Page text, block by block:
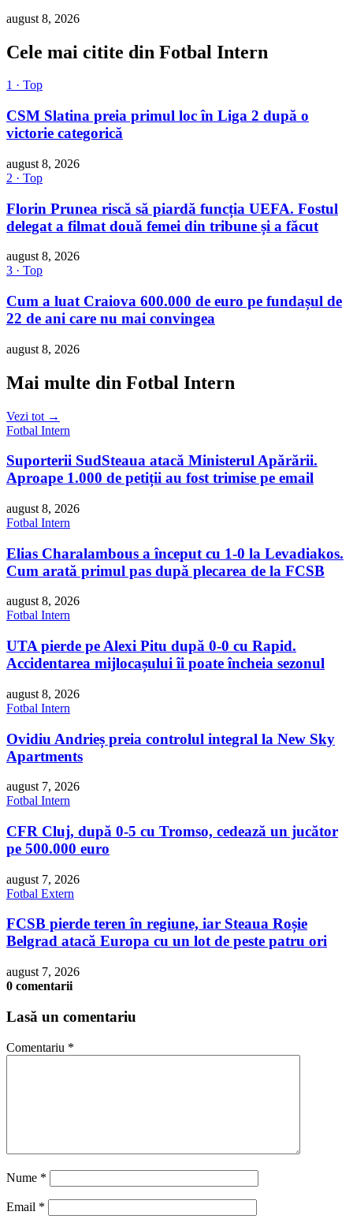
august 8, 2026
Cele mai citite din Fotbal Intern
1 · Top
CSM Slatina preia primul loc în Liga 2 după o
victorie categorică
august 8, 2026
2 · Top
Florin Prunea riscă să piardă funcția UEFA. Fostul
delegat a filmat două femei din tribune și a făcut
august 8, 2026
3 · Top
Cum a luat Craiova 600.000 de euro pe fundașul de
22 de ani care nu mai convingea
august 8, 2026
Mai multe din Fotbal Intern
Vezi tot →
Fotbal Intern
Suporterii SudSteaua atacă Ministerul Apărării.
Aproape 1.000 de petiții au fost trimise pe email
august 8, 2026
Fotbal Intern
Elias Charalambous a început cu 1-0 la Levadiakos.
Cum arată primul pas după plecarea de la FCSB
august 8, 2026
Fotbal Intern
UTA pierde pe Alexi Pitu după 0-0 cu Rapid.
Accidentarea mijlocașului îi poate încheia sezonul
august 8, 2026
Fotbal Intern
Ovidiu Andrieș preia controlul integral la New Sky
Apartments
august 7, 2026
Fotbal Intern
CFR Cluj, după 0-5 cu Tromso, cedează un jucător
pe 500.000 euro
august 7, 2026
Fotbal Extern
FCSB pierde teren în regiune, iar Steaua Roșie
Belgrad atacă Europa cu un lot de peste patru ori
august 7, 2026
0 comentarii
Lasă un comentariu
Comentariu *
Nume *
Email *